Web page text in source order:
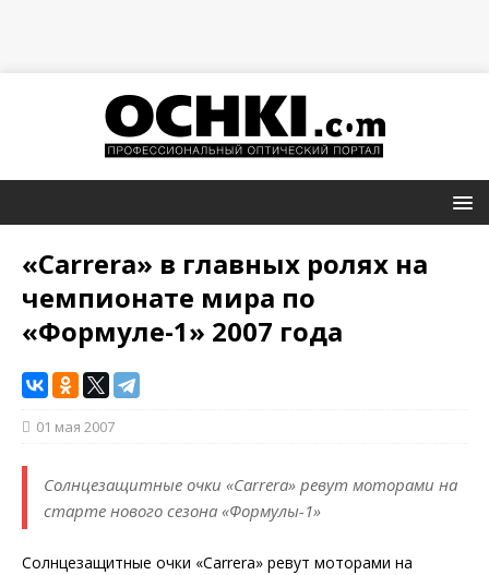
«Carrera» в главных ролях на
чемпионате мира по
«Формуле-1» 2007 года
01 мая 2007
Солнцезащитные очки «Carrera» ревут моторами на
старте нового сезона «Формулы-1»
Солнцезащитные очки «Carrera» ревут моторами на